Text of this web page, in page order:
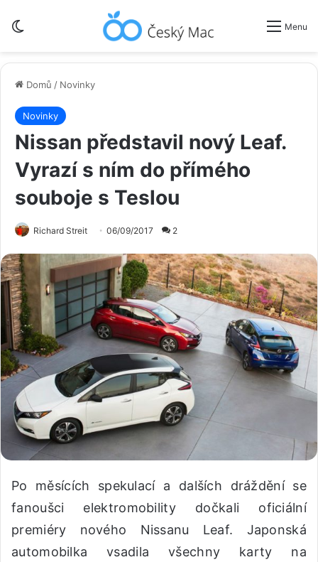
Menu
Domů / Novinky
Novinky
Nissan představil nový Leaf.
Vyrazí s ním do přímého
souboje s Teslou
Richard Streit 06/09/2017 2
Po měsících spekulací a dalších dráždění se
fanoušci elektromobility dočkali oficiální
premiéry nového Nissanu Leaf. Japonská
automobilka vsadila všechny karty na